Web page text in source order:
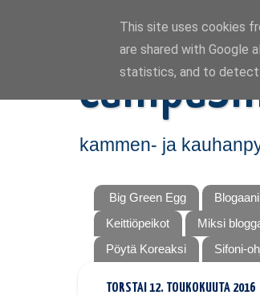
kammen- ja
Big Green Egg
Keittiöpeikot
Miksi
Pöytä Koreaksi
Sifoni-
TORSTAI 12. TOUKOKUUTA 2016
This site uses cookies
are shared with Google
statistics, and to detect